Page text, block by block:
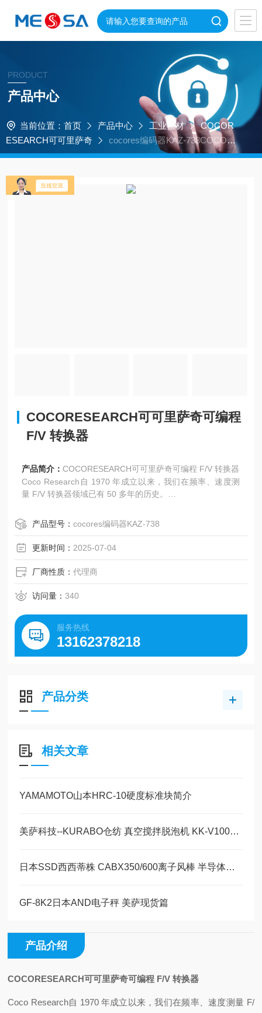
PRODUCT
产品中心
当前位置： 首页 产品中心 工业器材
COCOR
ESEARCH可可里萨奇
cocores编码器KAZ-738COCOR
ESEARCH可可里萨奇可编程 F/V 转换器
COCORESEARCH可可里萨奇可编程
F/V 转换器
产品简介：COCORESEARCH可可里萨奇可编程 F/V 转换器
Coco Research自 1970 年成立以来，我们在频率、速度测
量 F/V 转换器领域已有 50 多年的历史。
阵容，包括速度、频率加速度、角度位置测量、旋转传感
器、流量传感器、温度、电流、电压和电阻测量以及 CAN 数
据转换。
产品型号：cocores编码器KAZ-738
更新时间： 2025-07-04
厂商性质：代理商
访问量：340
服务热线
13162378218
产品分类
相关文章
YAMAMOTO山本HRC-10硬度标准块简介
美萨科技--KURABO仓纺 真空搅拌脱泡机 KK-V1000W
日本SSD西西蒂株 CABX350/600离子风棒 半导体离子发生器
GF-8K2日本AND电子秤 美萨现货篇
产品介绍
COCORESEARCH可可里萨奇可编程 F/V 转换器
Coco Research自 1970 年成立以来，我们在频率、速度测量 F/